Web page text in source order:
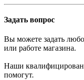
Задать вопрос
Вы можете задать
или работе магазина.
Наши
помогут.